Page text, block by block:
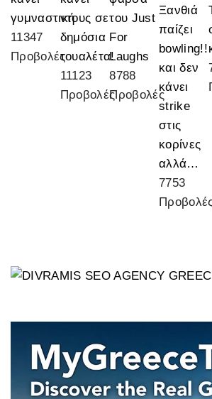
γυμναστική
11347
Προβολές
ντους σε
δημόσια
τουαλέτα!
11123
Προβολές
του Just
For
Laughs
8788
Προβολές
Ξανθιά
παίζει
bowling!!
και δεν
κάνει
strike
στις
κορίνες
αλλά…
7753